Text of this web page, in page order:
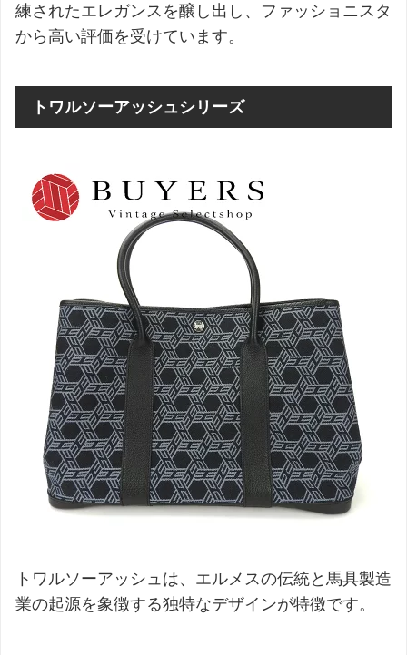
練されたエレガンスを醸し出し、ファッショニスタ
から高い評価を受けています。
トワルソーアッシュシリーズ
トワルソーアッシュは、エルメスの伝統と馬具製造
業の起源を象徴する独特なデザインが特徴です。